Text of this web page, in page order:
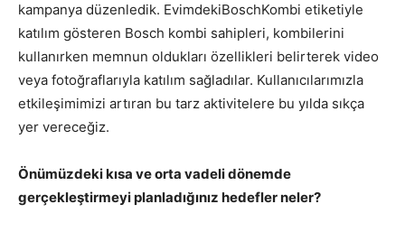
kampanya düzenledik. EvimdekiBoschKombi etiketiyle
katılım gösteren Bosch kombi sahipleri, kombilerini
kullanırken memnun oldukları özellikleri belirterek video
veya fotoğraflarıyla katılım sağladılar. Kullanıcılarımızla
etkileşimimizi artıran bu tarz aktivitelere bu yılda sıkça
yer vereceğiz.
Önümüzdeki kısa ve orta vadeli dönemde
gerçekleştirmeyi planladığınız hedefler neler?